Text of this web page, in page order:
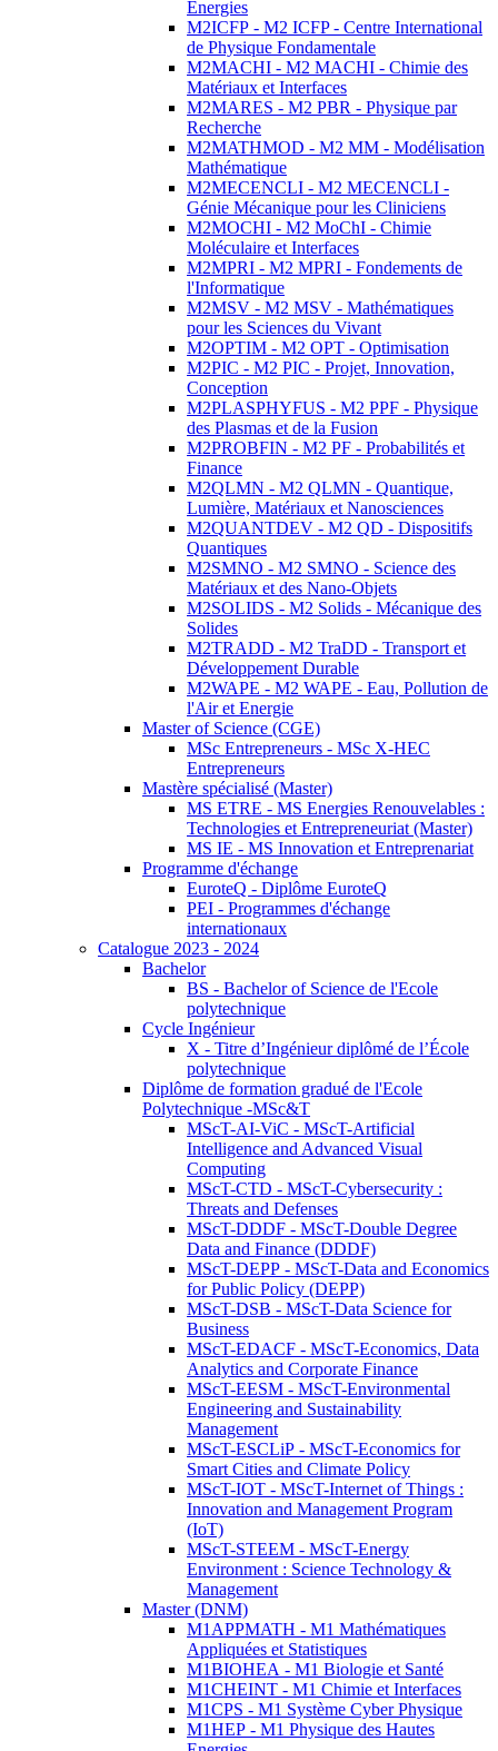
Energies
M2ICFP - M2 ICFP - Centre International
de Physique Fondamentale
M2MACHI - M2 MACHI - Chimie des
Matériaux et Interfaces
M2MARES - M2 PBR - Physique par
Recherche
M2MATHMOD - M2 MM - Modélisation
Mathématique
M2MECENCLI - M2 MECENCLI -
Génie Mécanique pour les Cliniciens
M2MOCHI - M2 MoChI - Chimie
Moléculaire et Interfaces
M2MPRI - M2 MPRI - Fondements de
l'Informatique
M2MSV - M2 MSV - Mathématiques
pour les Sciences du Vivant
M2OPTIM - M2 OPT - Optimisation
M2PIC - M2 PIC - Projet, Innovation,
Conception
M2PLASPHYFUS - M2 PPF - Physique
des Plasmas et de la Fusion
M2PROBFIN - M2 PF - Probabilités et
Finance
M2QLMN - M2 QLMN - Quantique,
Lumière, Matériaux et Nanosciences
M2QUANTDEV - M2 QD - Dispositifs
Quantiques
M2SMNO - M2 SMNO - Science des
Matériaux et des Nano-Objets
M2SOLIDS - M2 Solids - Mécanique des
Solides
M2TRADD - M2 TraDD - Transport et
Développement Durable
M2WAPE - M2 WAPE - Eau, Pollution de
l'Air et Energie
Master of Science (CGE)
MSc Entrepreneurs - MSc X-HEC
Entrepreneurs
Mastère spécialisé (Master)
MS ETRE - MS Energies Renouvelables :
Technologies et Entrepreneuriat (Master)
MS IE - MS Innovation et Entreprenariat
Programme d'échange
EuroteQ - Diplôme EuroteQ
PEI - Programmes d'échange
internationaux
Catalogue 2023 - 2024
Bachelor
BS - Bachelor of Science de l'Ecole
polytechnique
Cycle Ingénieur
X - Titre d’Ingénieur diplômé de l’École
polytechnique
Diplôme de formation gradué de l'Ecole
Polytechnique -MSc&T
MScT-AI-ViC - MScT-Artificial
Intelligence and Advanced Visual
Computing
MScT-CTD - MScT-Cybersecurity :
Threats and Defenses
MScT-DDDF - MScT-Double Degree
Data and Finance (DDDF)
MScT-DEPP - MScT-Data and Economics
for Public Policy (DEPP)
MScT-DSB - MScT-Data Science for
Business
MScT-EDACF - MScT-Economics, Data
Analytics and Corporate Finance
MScT-EESM - MScT-Environmental
Engineering and Sustainability
Management
MScT-ESCLiP - MScT-Economics for
Smart Cities and Climate Policy
MScT-IOT - MScT-Internet of Things :
Innovation and Management Program
(IoT)
MScT-STEEM - MScT-Energy
Environment : Science Technology &
Management
Master (DNM)
M1APPMATH - M1 Mathématiques
Appliquées et Statistiques
M1BIOHEA - M1 Biologie et Santé
M1CHEINT - M1 Chimie et Interfaces
M1CPS - M1 Système Cyber Physique
M1HEP - M1 Physique des Hautes